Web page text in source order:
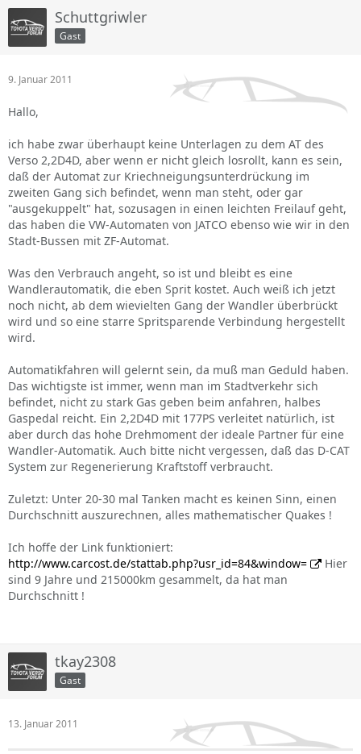
Schuttgriwler
Gast
9. Januar 2011
Hallo,
ich habe zwar überhaupt keine Unterlagen zu dem AT des
Verso 2,2D4D, aber wenn er nicht gleich losrollt, kann es sein,
daß der Automat zur Kriechneigungsunterdrückung im
zweiten Gang sich befindet, wenn man steht, oder gar
"ausgekuppelt" hat, sozusagen in einen leichten Freilauf geht,
das haben die VW-Automaten von JATCO ebenso wie wir in den
Stadt-Bussen mit ZF-Automat.
Was den Verbrauch angeht, so ist und bleibt es eine
Wandlerautomatik, die eben Sprit kostet. Auch weiß ich jetzt
noch nicht, ab dem wievielten Gang der Wandler überbrückt
wird und so eine starre Spritsparende Verbindung hergestellt
wird.
Automatikfahren will gelernt sein, da muß man Geduld haben.
Das wichtigste ist immer, wenn man im Stadtverkehr sich
befindet, nicht zu stark Gas geben beim anfahren, halbes
Gaspedal reicht. Ein 2,2D4D mit 177PS verleitet natürlich, ist
aber durch das hohe Drehmoment der ideale Partner für eine
Wandler-Automatik. Auch bitte nicht vergessen, daß das D-CAT
System zur Regenerierung Kraftstoff verbraucht.
Zuletzt: Unter 20-30 mal Tanken macht es keinen Sinn, einen
Durchschnitt auszurechnen, alles mathematischer Quakes !
Ich hoffe der Link funktioniert:
http://www.carcost.de/stattab.php?usr_id=84&window=
Hier
sind 9 Jahre und 215000km gesammelt, da hat man
Durchschnitt !
tkay2308
Gast
13. Januar 2011